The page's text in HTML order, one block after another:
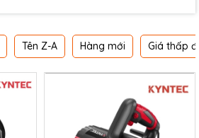
Tên Z-A Hàng mới Giá thấp